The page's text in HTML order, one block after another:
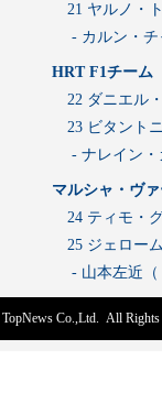
21 ヤルノ・
- カルン・
HRT F1チーム
22 ダニエル
23 ビタント
- ナレイン
マルシャ・ヴ
24 ティモ・
25 ジェロー
- 山本左近
TopNews Co.,Ltd. All